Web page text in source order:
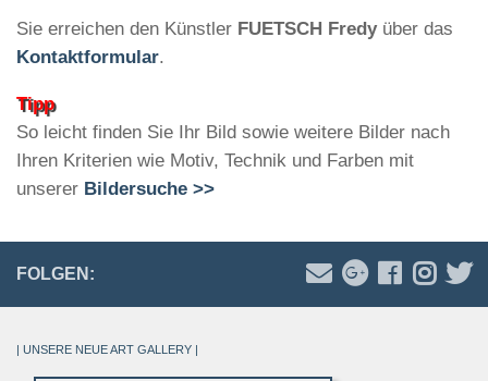
Sie erreichen den Künstler FUETSCH Fredyüber das
Kontaktformular.
Tipp
So leicht finden Sie Ihr Bild sowie weitere Bilder nach
Ihren Kriterien wie Motiv, Technik und Farben mit
unserer Bildersuche >>
FOLGEN:
| UNSERE NEUE ART GALLERY |